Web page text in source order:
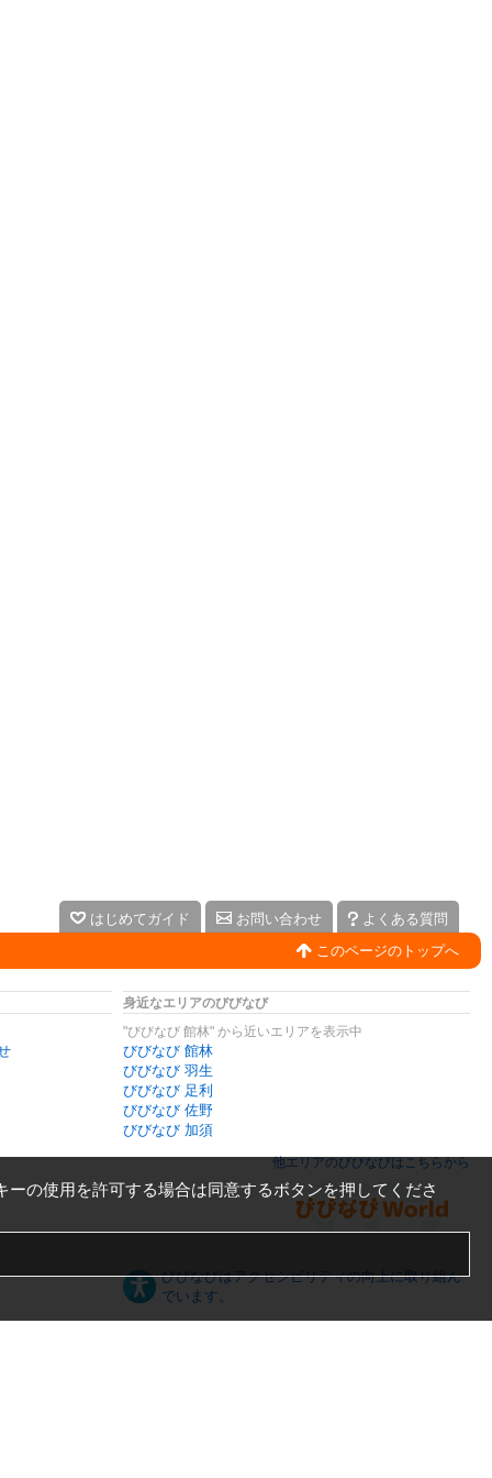
はじめてガイド お問い合わせ
よくある質問
このページのトップへ
身近なエリアのびびなび
"びびなび 館林" から近いエリアを表示中
びびなび 館林
びびなび 羽生
びびなび 足利
びびなび 佐野
びびなび 加須
他エリアのびびなびはこちらから
びびなびはアクセシビリティの向上に取り組ん
でいます。
ーの使用を許可する場合は同意するボタンを押してくださ